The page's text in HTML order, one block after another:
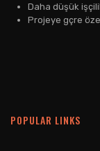
Daha düşük
Projeye gçre
POPULAR LINKS